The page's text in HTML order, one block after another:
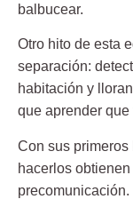
balbucear.
Otro hito de esta
separación:
habitación y
que aprender que
Con sus primeros
hacerlos
precomunicación.